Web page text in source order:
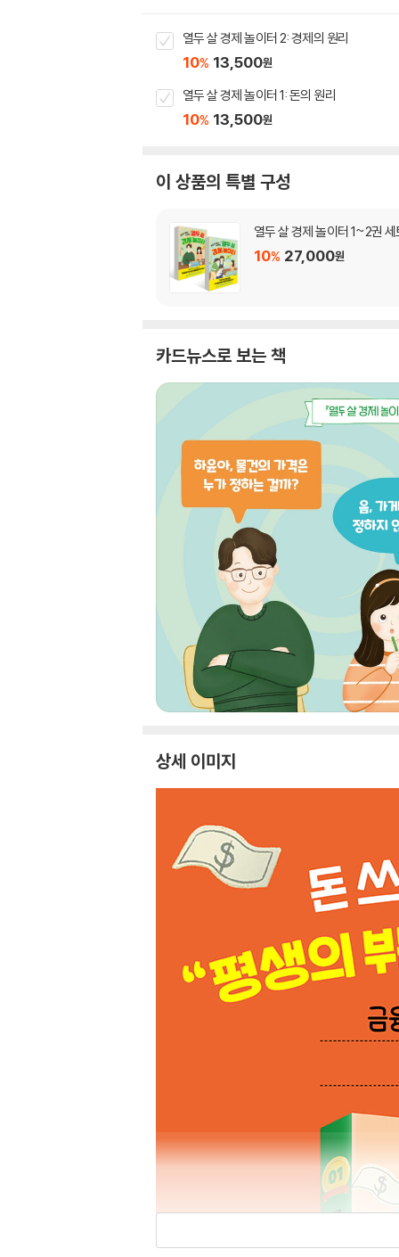
열두 살 경제 놀이터 2: 경제의 원리
10% 13,500원
열두 살 경제 놀이터 1: 돈의 원리
10% 13,500원
이 상품의 특별 구성
열두 살 경제 놀이터 1~2권 세
10% 27,000원
카드뉴스로 보는 책
상세 이미지